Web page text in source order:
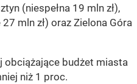
(niespełna 19 mln zł),
mln zł) oraz Zielona Góra
obciążające budżet miasta
niż 1 proc.